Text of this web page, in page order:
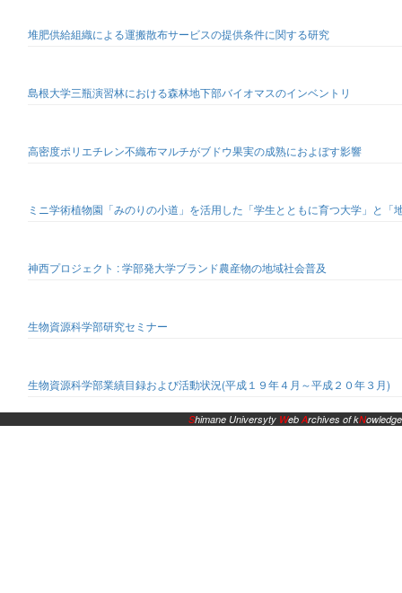
堆肥供給組織による運搬散布サービスの提供条件に関する研究
島根大学三瓶演習林における森林地下部バイオマスのインベントリ
高密度ポリエチレン不織布マルチがブドウ果実の成熟におよぼす影響
ミニ学術植物園「みのりの小道」を活用した「学生とともに育つ大学」と「
神西プロジェクト : 学部発大学ブランド農産物の地域社会普及
生物資源科学部研究セミナー
生物資源科学部業績目録および活動状況(平成１９年４月～平成２０年３月)
Shimane Universyty WebArchives of kNowledge